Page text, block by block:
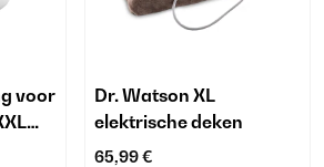
voor
Dr. Watson XL
elektrische deken
65,99 €